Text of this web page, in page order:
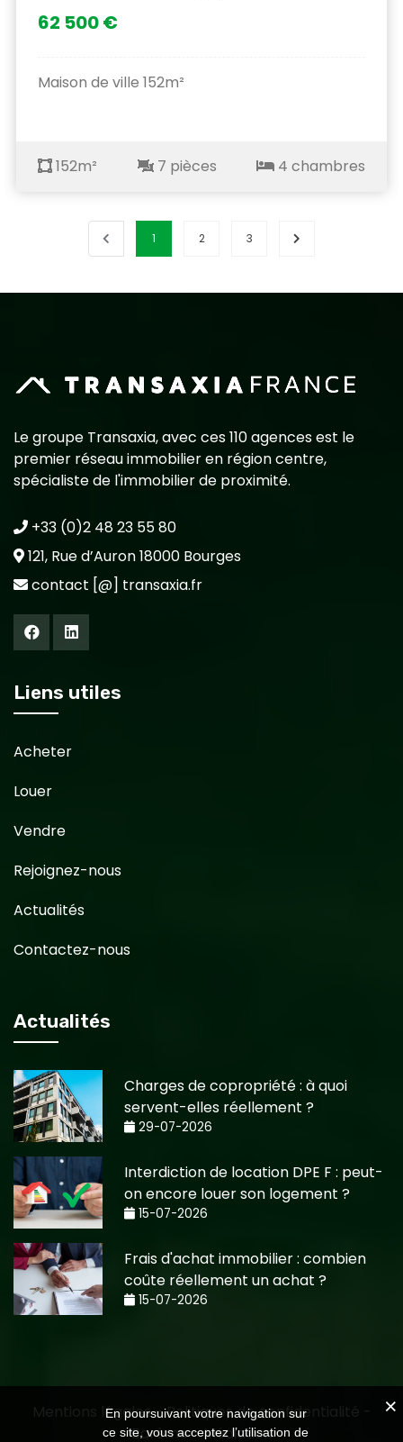
62 500 €
Maison de ville 152m²
152m² 7 pièces 4 chambres
1 2 3
Le groupe Transaxia, avec ces 110 agences est le
premier réseau immobilier en région centre,
spécialiste de l'immobilier de proximité.
+33 (0)2 48 23 55 80
121, Rue d’Auron 18000 Bourges
contact [@] transaxia.fr
Liens utiles
Acheter
Louer
Vendre
Rejoignez-nous
Actualités
Contactez-nous
Actualités
Charges de copropriété : à quoi
servent-elles réellement ?
29-07-2026
Interdiction de location DPE F : peut-
on encore louer son logement ?
15-07-2026
Frais d'achat immobilier : combien
coûte réellement un achat ?
15-07-2026
Mentions légales-Politiques de confidentialité
Barème-Médiation
En poursuivant votre navigation sur
ce site, vous acceptez l’utilisation de